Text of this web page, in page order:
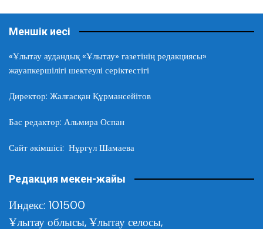
Меншік иесі
«Ұлытау аудандық «Ұлытау» газетінің редакциясы»
жауапкершілігі шектеулі серіктестігі
Директор: Жалғасқан Құрмансейітов
Бас редактор: Альмира Оспан
Сайт әкімшісі: Нұргүл Шамаева
Редакция мекен-жайы
Индекс: 101500
Ұлытау облысы, Ұлытау селосы,